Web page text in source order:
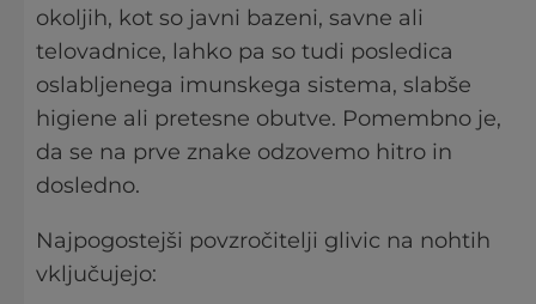
okoljih, kot so javni bazeni, savne ali
telovadnice, lahko pa so tudi posledica
oslabljenega imunskega sistema, slabše
higiene ali pretesne obutve. Pomembno je,
da se na prve znake odzovemo hitro in
dosledno.
Najpogostejši povzročitelji glivic na nohtih
vključujejo: